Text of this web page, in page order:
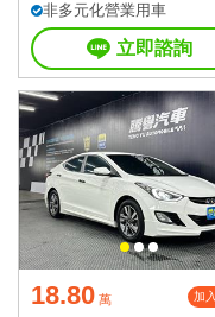
非多元化營業用車
立即諮詢
18.80 萬 加